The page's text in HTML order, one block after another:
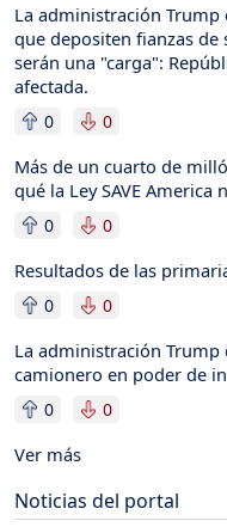
La administración
que depositen fianzas
serán una "carga":
afectada.
0 0
Más de un cuarto de
qué la Ley SAVE America
0 0
Resultados de las
0 0
La administración Trump
camionero en poder de
0 0
Ver más
Noticias del portal